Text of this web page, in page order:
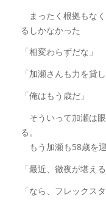
まったく根拠もな
るしかなかった
「相変わらずだな」
「加瀬さんも力を貸
「俺はもう歳だ」
そういって加瀬は
る。
もう加瀬も58歳を迎
「最近、徹夜が堪える
「なら、フレックス